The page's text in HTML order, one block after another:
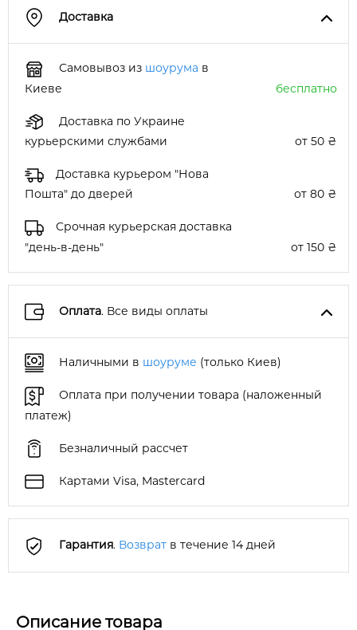
Доставка
Самовывоз из шоурума в
Киеве
бесплатно
Доставка по Украине
курьерскими службами
от 50 ₴
Доставка курьером "Нова
Пошта" до дверей
от 80 ₴
Срочная курьерская доставка
"день-в-день"
от 150 ₴
Оплата. Все виды оплаты
Наличными в шоуруме (только Киев)
Оплата при получении товара (наложенный
платеж)
Безналичный рассчет
Картами Visa, Mastercard
Гарантия. Возврат в течение 14 дней
Описание товара